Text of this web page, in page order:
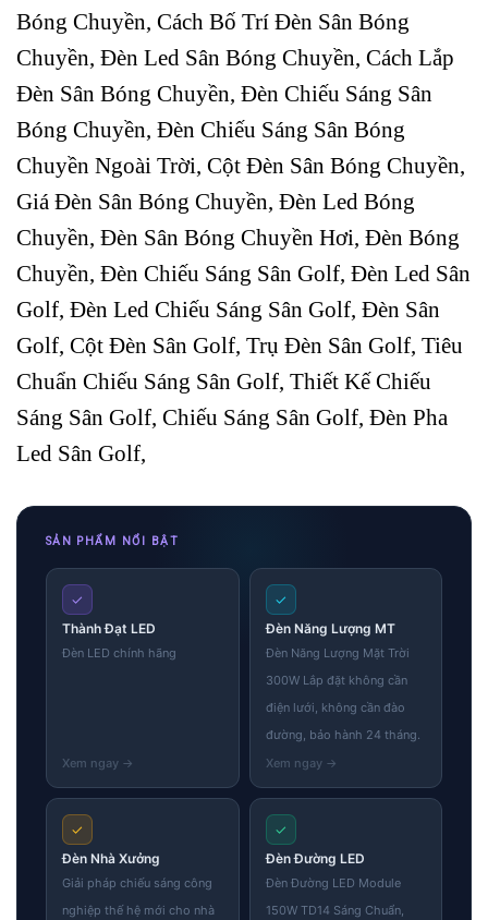
Bóng Chuyền, Cách Bố Trí Đèn Sân Bóng
Chuyền, Đèn Led Sân Bóng Chuyền, Cách Lắp
Đèn Sân Bóng Chuyền, Đèn Chiếu Sáng Sân
Bóng Chuyền, Đèn Chiếu Sáng Sân Bóng
Chuyền Ngoài Trời, Cột Đèn Sân Bóng Chuyền,
Giá Đèn Sân Bóng Chuyền, Đèn Led Bóng
Chuyền, Đèn Sân Bóng Chuyền Hơi, Đèn Bóng
Chuyền, Đèn Chiếu Sáng Sân Golf, Đèn Led Sân
Golf, Đèn Led Chiếu Sáng Sân Golf, Đèn Sân
Golf, Cột Đèn Sân Golf, Trụ Đèn Sân Golf, Tiêu
Chuẩn Chiếu Sáng Sân Golf, Thiết Kế Chiếu
Sáng Sân Golf, Chiếu Sáng Sân Golf, Đèn Pha
Led Sân Golf,
SẢN PHẨM NỔI BẬT
✓
Thành Đạt LED
Đèn LED chính hãng
✓
Đèn Năng Lượng MT
Đèn Năng Lượng Mặt Trời
300W Lắp đặt không cần
điện lưới, không cần đào
đường, bảo hành 24 tháng.
✓
Đèn Nhà Xưởng
Giải pháp chiếu sáng công
nghiệp thế hệ mới cho nhà
✓
Đèn Đường LED
Đèn Đường LED Module
150W TD14 Sáng Chuẩn,